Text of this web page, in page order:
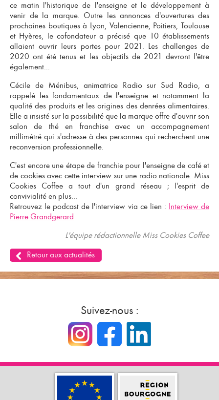
ce matin l'historique de l'enseigne et le développement à
venir de la marque. Outre les annonces d'ouvertures des
prochaines boutiques à Lyon, Valencienne, Poitiers, Toulouse
et Hyères, le cofondateur a précisé que 10 établissements
allaient ouvrir leurs portes pour 2021. Les challenges de
2020 ont été tenus et les objectifs de 2021 devront l'être
également...
Cécile de Ménibus, animatrice Radio sur Sud Radio, a
rappelé les fondamentaux de l'enseigne et notamment la
qualité des produits et les origines des denrées alimentaires.
Elle a insisté sur la possibilité que la marque offre d'ouvrir son
salon de thé en franchiseavec unaccompagnement
millimétré qui s'adresse à des personnes qui recherchent une
reconversion professionnelle.
C'est encore une étape de franchie pour l'enseigne de café et
de cookiesavec cette interview sur une radio nationale. Miss
Cookies Coffee a tout d'un grand réseau ; l'esprit de
convivialité en plus...
Retrouvez le podcast de l'interview via ce lien : Interview de
Pierre Grandgerard
L'équipe rédactionnelle Miss Cookies Coffee
Retour aux actualités
Suivez-nous :